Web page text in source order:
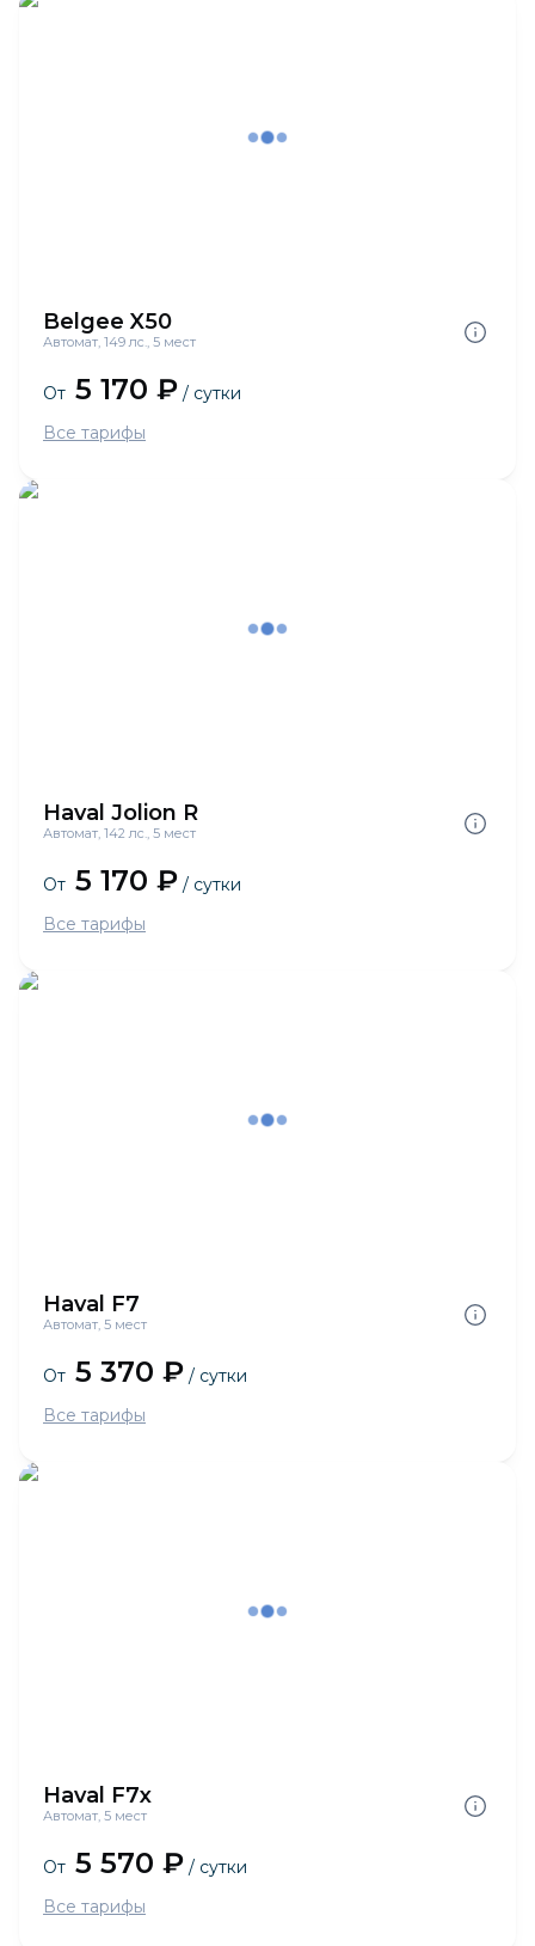
Belgee X50
Автомат, 149 лс., 5 мест
От 5 170 ₽ / сутки
Все тарифы
Haval Jolion R
Автомат, 142 лс., 5 мест
От 5 170 ₽ / сутки
Все тарифы
Haval F7
Автомат, 5 мест
От 5 370 ₽ / сутки
Все тарифы
Haval F7x
Автомат, 5 мест
От 5 570 ₽ / сутки
Все тарифы